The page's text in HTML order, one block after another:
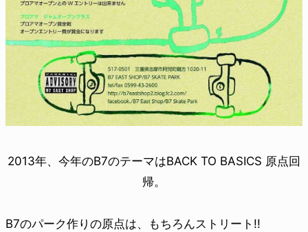
2013年、今年のB7のテーマはBACK TO BASICS 原点回
帰。
B7のパーク作りの原点は、もちろんストリート!!